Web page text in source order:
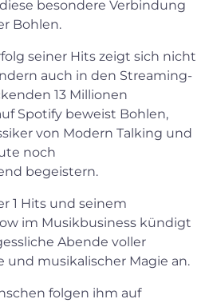
besondere Verbindung
Bohlen.
seiner Hits zeigt sich nicht
auch in den Streaming-
13 Millionen
Spotify beweist Bohlen,
von Modern Talking und
noch
begeistern.
1 Hits und seinem
im Musikbusiness kündigt
Abende voller
und musikalischer Magie an.
folgen ihm auf